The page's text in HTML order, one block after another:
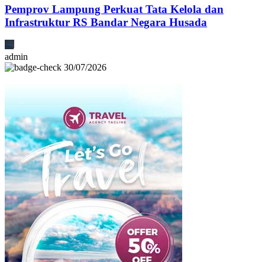
Pemprov Lampung Perkuat Tata Kelola dan
Infrastruktur RS Bandar Negara Husada
admin
30/07/2026